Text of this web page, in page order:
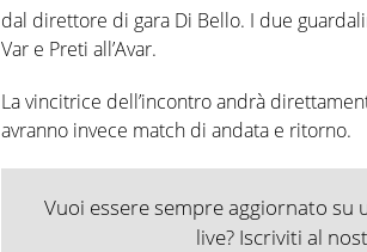
dal direttore di gara Di Bello. I due
Var e Preti all’Avar.
La vincitrice dell’incontro andrà
avranno invece match di andata e ritorno.
Vuoi essere sempre aggiornato
live? Iscriviti al